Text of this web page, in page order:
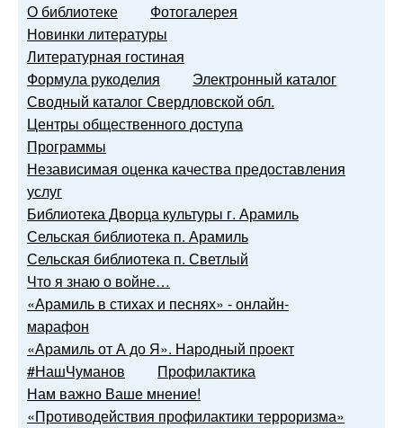
О библиотеке
Фотогалерея
Новинки литературы
Литературная гостиная
Формула рукоделия
Электронный каталог
Сводный каталог Свердловской обл.
Центры общественного доступа
Программы
Независимая оценка качества предоставления
услуг
Библиотека Дворца культуры г. Арамиль
Сельская библиотека п. Арамиль
Сельская библиотека п. Светлый
Что я знаю о войне…
«Арамиль в стихах и песнях» - онлайн-
марафон
«Арамиль от А до Я». Народный проект
#НашЧуманов
Профилактика
Нам важно Ваше мнение!
«Противодействия профилактики терроризма»